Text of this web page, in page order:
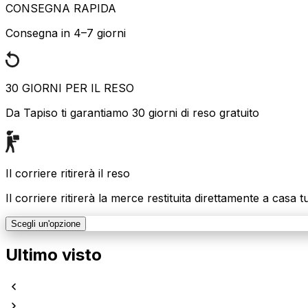
CONSEGNA RAPIDA
Consegna in 4–7 giorni
30 GIORNI PER IL RESO
Da Tapiso ti garantiamo 30 giorni di reso gratuito
Il corriere ritirerà il reso
Il corriere ritirerà la merce restituita direttamente a casa
Scegli un'opzione
Ultimo visto